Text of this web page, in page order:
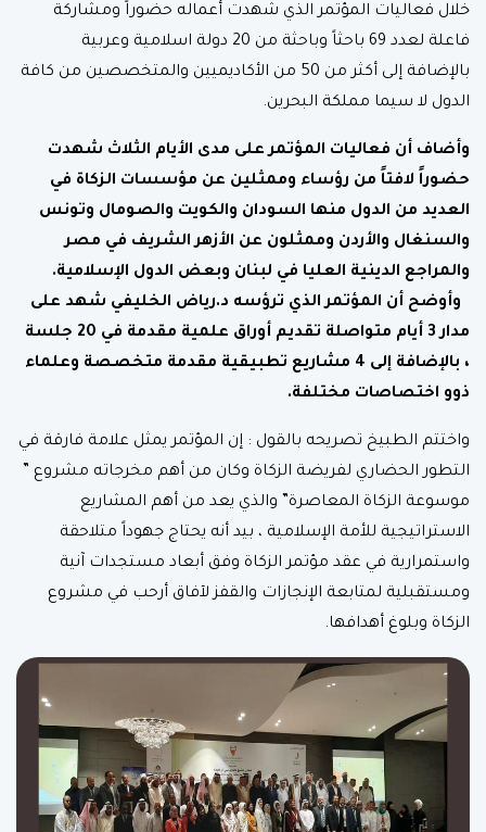
خلال فعاليات المؤتمر الذي شهدت أعماله حضوراً ومشاركة
فاعلة لعدد 69 باحثاً وباحثة من 20 دولة اسلامية وعربية
بالإضافة إلى أكثر من 50 من الأكاديميين والمتخصصين من كافة
الدول لا سيما مملكة البحرين.
وأضاف أن فعاليات المؤتمر على مدى الأيام الثلاث شهدت
حضوراً لافتاً من رؤساء وممثلين عن مؤسسات الزكاة في
العديد من الدول منها السودان والكويت والصومال وتونس
والسنغال والأردن وممثلون عن الأزهر الشريف في مصر
والمراجع الدينية العليا في لبنان وبعض الدول الإسلامية.
وأوضح أن المؤتمر الذي ترؤسه د.رياض الخليفي شهد على
مدار 3 أيام متواصلة تقديم أوراق علمية مقدمة في 20 جلسة
، بالإضافة إلى 4 مشاريع تطبيقية مقدمة متخصصة وعلماء
ذوو اختصاصات مختلفة.
واختتم الطبيخ تصريحه بالقول : إن المؤتمر يمثل علامة فارقة في
التطور الحضاري لفريضة الزكاة وكان من أهم مخرجاته مشروع ”
موسوعة الزكاة المعاصرة” والذي يعد من أهم المشاريع
الاستراتيجية للأمة الإسلامية ، بيد أنه يحتاج جهوداً متلاحقة
واستمرارية في عقد مؤتمر الزكاة وفق أبعاد مستجدات آنية
ومستقبلية لمتابعة الإنجازات والقفز لآفاق أرحب في مشروع
الزكاة وبلوغ أهدافها.